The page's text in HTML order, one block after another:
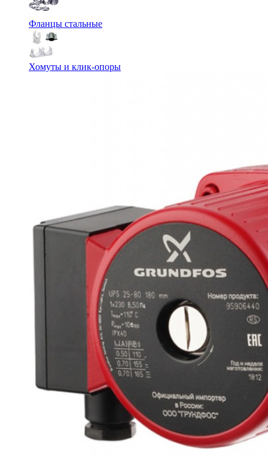
Фланцы стальные
Хомуты и клик-опоры